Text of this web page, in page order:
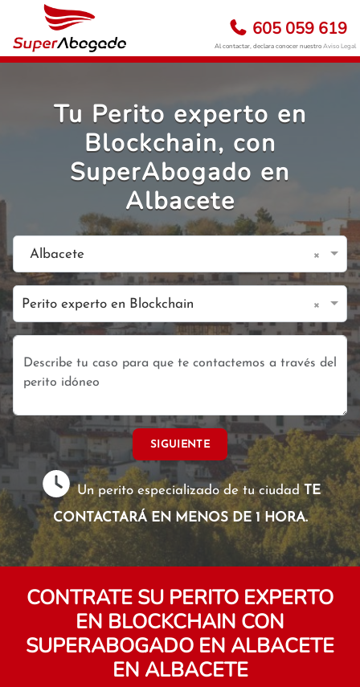
605 059 619
Al contactar, declara conocer nuestroAviso Legal
Tu Perito experto en
Blockchain, con
SuperAbogado en
Albacete
Albacete ×
Perito experto en Blockchain ×
SIGUIENTE
Un perito especializado de tu ciudadTE
CONTACTARÁ EN MENOS DE 1 HORA.
CONTRATE SU PERITO EXPERTO
EN BLOCKCHAIN CON
SUPERABOGADO EN ALBACETE
EN ALBACETE